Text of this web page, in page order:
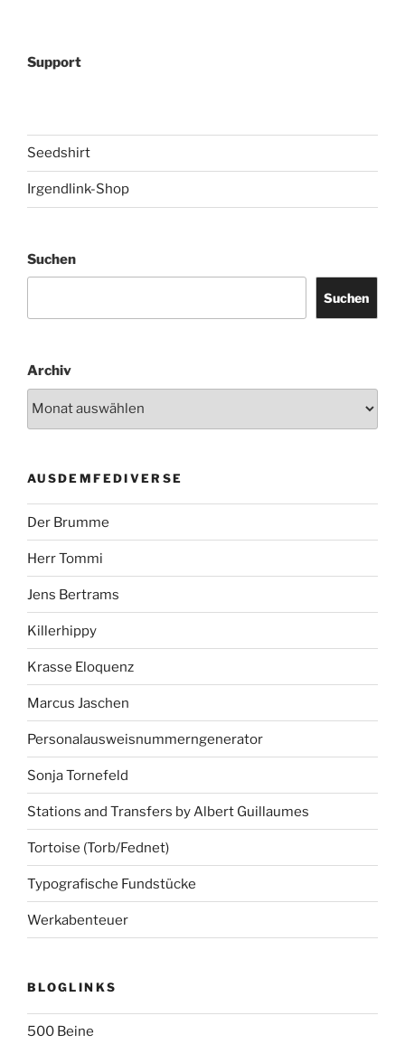
Support
Seedshirt
Irgendlink-Shop
Suchen
Suchen
Archiv
AUSDEMFEDIVERSE
Der Brumme
Herr Tommi
Jens Bertrams
Killerhippy
Krasse Eloquenz
Marcus Jaschen
Personalausweisnummerngenerator
Sonja Tornefeld
Stations and Transfers by Albert Guillaumes
Tortoise (Torb/Fednet)
Typografische Fundstücke
Werkabenteuer
BLOGLINKS
500 Beine